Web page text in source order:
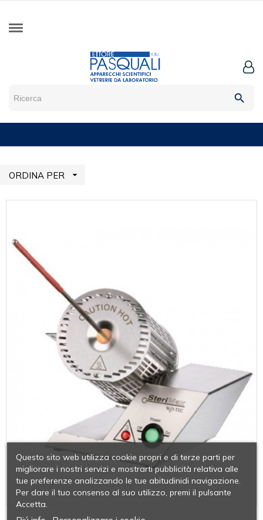
search
ORDINA PER 
Questo sito web utilizza cookie propri e di terze parti per
migliorare i nostri servizi e mostrarti pubblicità relativa alle
tue preferenze analizzando le tue abitudinidi navigazione.
Per dare il tuo consenso al suo utilizzo, premi il pulsante
Accetta.